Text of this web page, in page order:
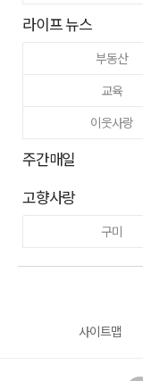
라이프 뉴스
부동산
교육
이웃사랑
주간매일
고향사랑
구미
사이트맵